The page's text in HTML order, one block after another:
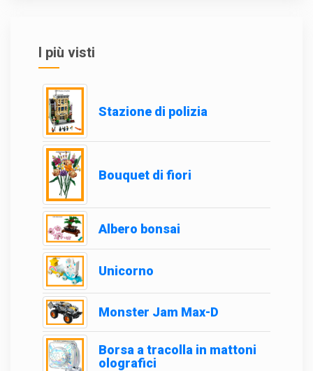
I più visti
Stazione di polizia
Bouquet di fiori
Albero bonsai
Unicorno
Monster Jam Max-D
Borsa a tracolla in mattoni
olografici